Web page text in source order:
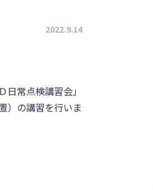
2022.9.14
常点検講習会」
）の講習を行いま